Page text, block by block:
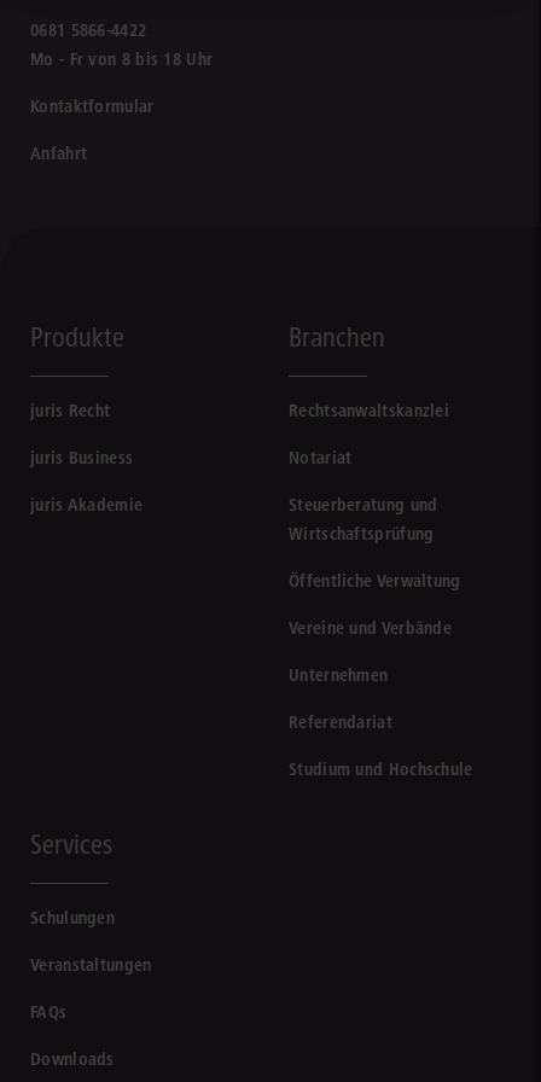
0681 5866-4422
Mo - Fr von 8 bis 18 Uhr
Kontaktformular
Anfahrt
Produkte
juris Recht
juris Business
juris Akademie
Branchen
Rechtsanwaltskanzlei
Notariat
Steuerberatung und
Wirtschaftsprüfung
Öffentliche Verwaltung
Vereine und Verbände
Unternehmen
Referendariat
Studium und Hochschule
Services
Schulungen
Veranstaltungen
FAQs
Downloads